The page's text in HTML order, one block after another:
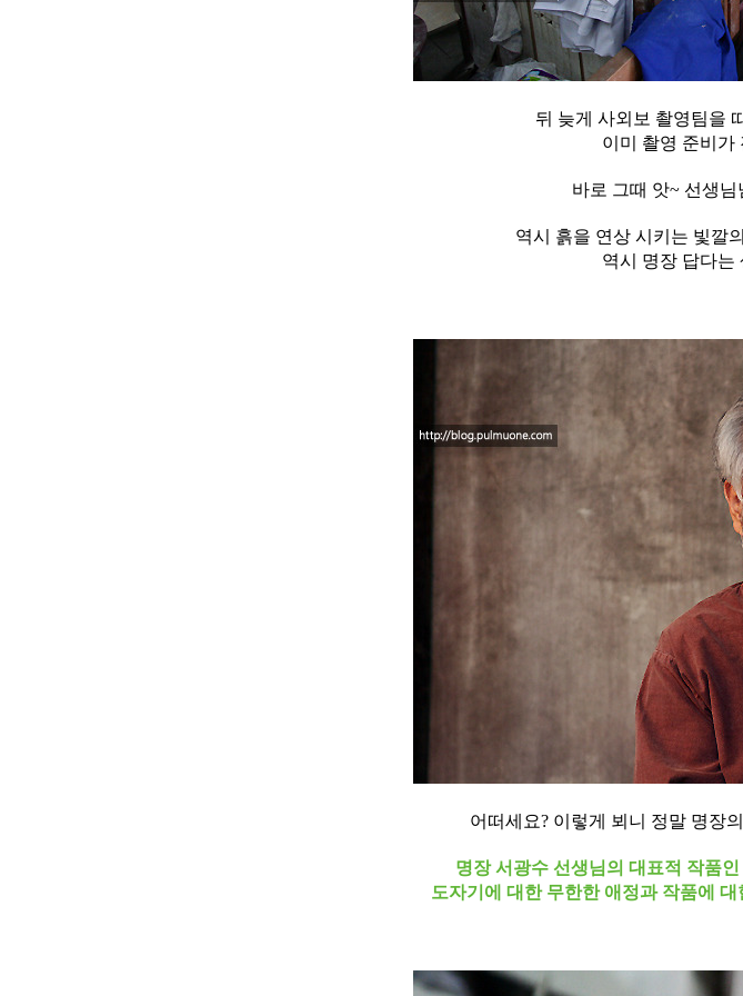
뒤 늦게 사외보 촬영팀을
이미 촬영 준비가
바로 그때 앗~ 선생
역시 흙을 연상 시키는 빛깔
역시 명장 답다는
어떠세요? 이렇게 뵈니 정말 명장
명장 서광수 선생님의 대표적 작품
도자기에 대한 무한한 애정과 작품에